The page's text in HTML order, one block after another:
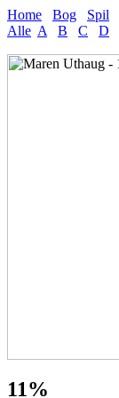
Home Bog Spil
Alle A B C D
11%